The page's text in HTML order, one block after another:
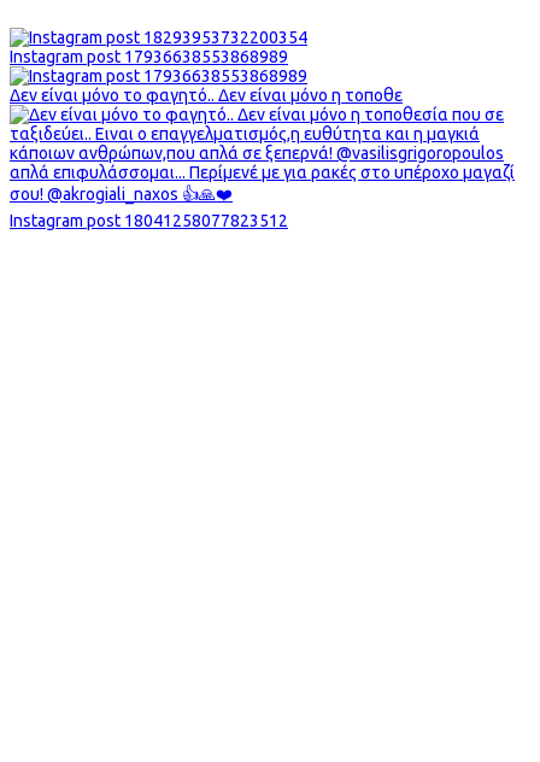
Instagram post 17936638553868989
Δεν είναι μόνο το φαγητό.. Δεν είναι μόνο η τοποθε
Instagram post 18041258077823512